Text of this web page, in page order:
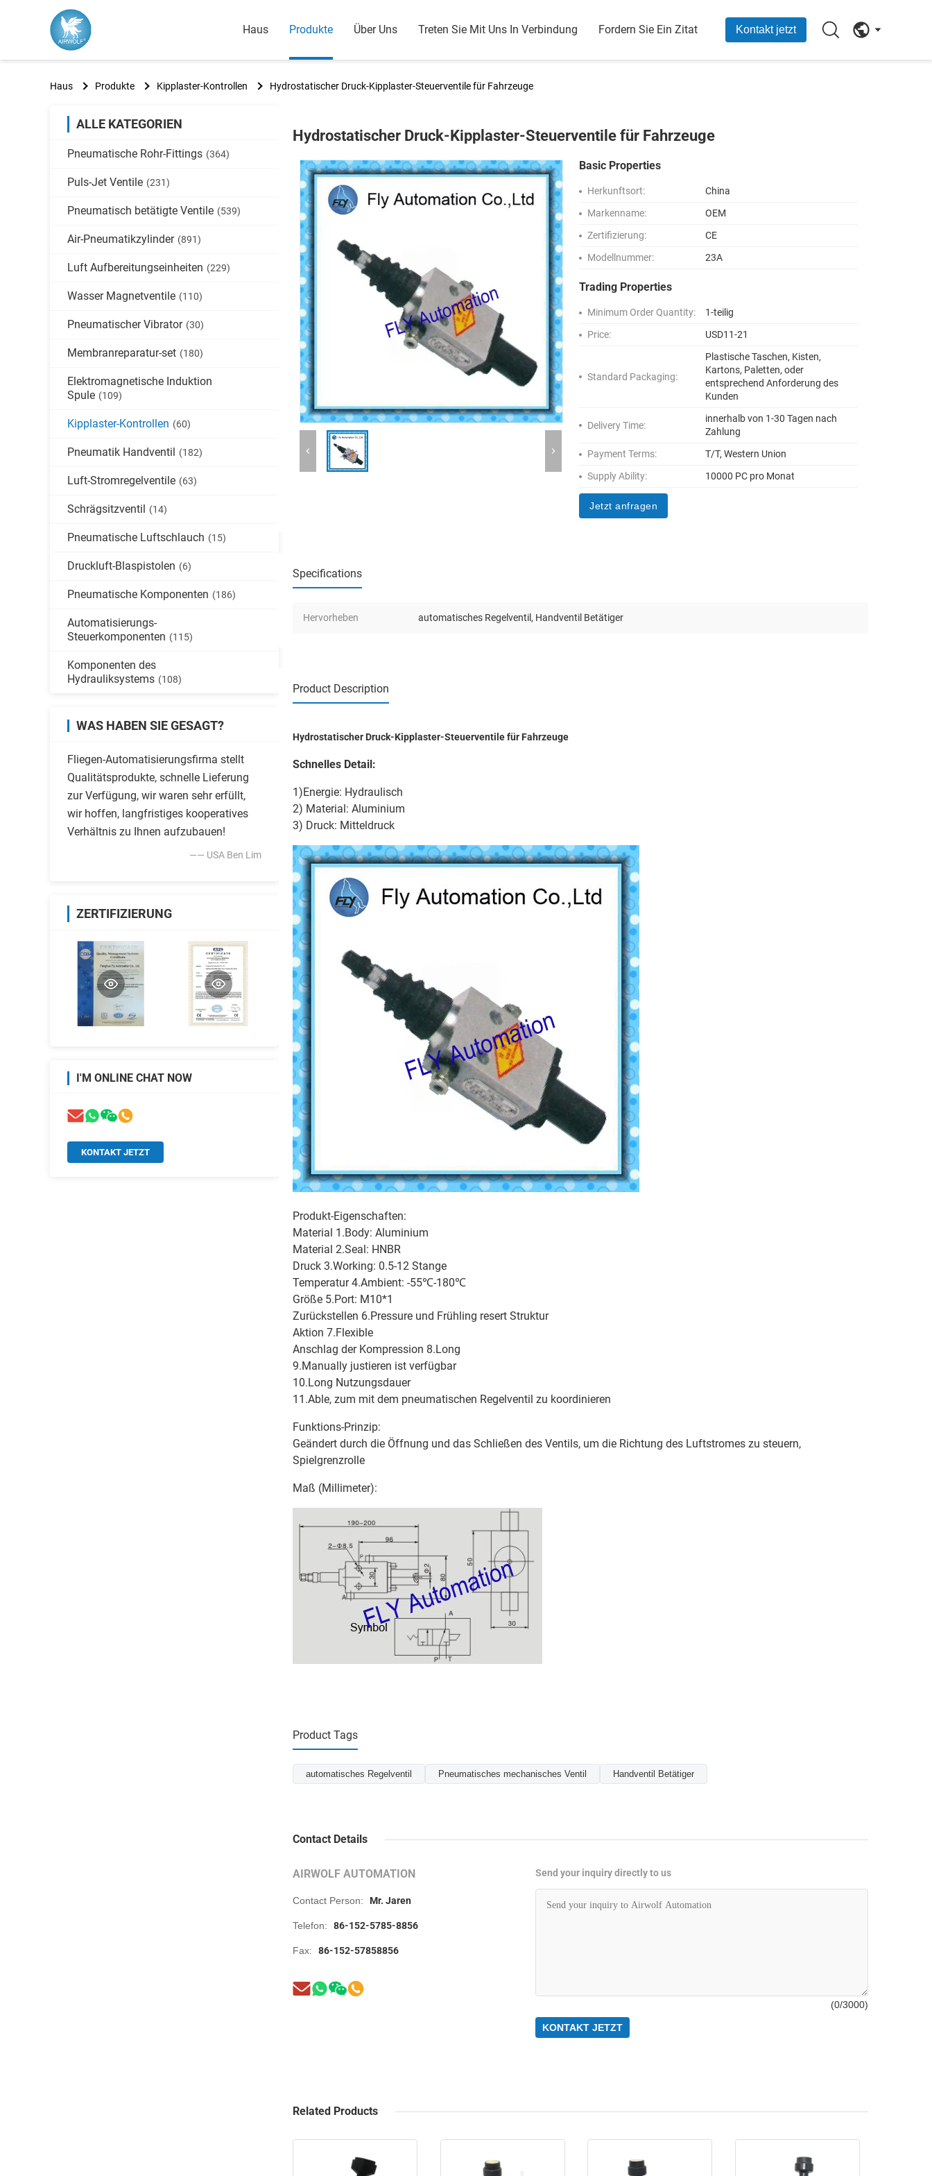
Haus Produkte Über Uns Treten Sie Mit Uns In Verbindung Fordern Sie Ein Zitat Kontakt jetzt
Haus Produkte Kipplaster-Kontrollen Hydrostatischer Druck-Kipplaster-Steuerventile für Fahrzeuge
ALLE KATEGORIEN
Pneumatische Rohr-Fittings (364)
Puls-Jet Ventile (231)
Pneumatisch betätigte Ventile (539)
Air-Pneumatikzylinder (891)
Luft Aufbereitungseinheiten (229)
Wasser Magnetventile (110)
Pneumatischer Vibrator (30)
Membranreparatur-set (180)
Elektromagnetische Induktion
Spule (109)
Kipplaster-Kontrollen (60)
Pneumatik Handventil (182)
Luft-Stromregelventile (63)
Schrägsitzventil (14)
Pneumatische Luftschlauch (15)
Druckluft-Blaspistolen (6)
Pneumatische Komponenten (186)
Automatisierungs-
Steuerkomponenten (115)
Komponenten des
Hydrauliksystems (108)
WAS HABEN SIE GESAGT?
Fliegen-Automatisierungsfirma stellt
Qualitätsprodukte, schnelle Lieferung
zur Verfügung, wir waren sehr erfüllt,
wir hoffen, langfristiges kooperatives
Verhältnis zu Ihnen aufzubauen!
—— USA Ben Lim
ZERTIFIZIERUNG
I'M ONLINE CHAT NOW
KONTAKT JETZT
Hydrostatischer Druck-Kipplaster-Steuerventile für Fahrzeuge
Basic Properties
Herkunftsort:
China
Markenname:
OEM
Zertifizierung:
CE
Modellnummer:
23A
Trading Properties
Minimum Order Quantity:
1-teilig
Price:
USD11-21
Standard Packaging:
Plastische Taschen, Kisten,
Kartons, Paletten, oder
entsprechend Anforderung des
Kunden
Delivery Time:
innerhalb von 1-30 Tagen nach
Zahlung
Payment Terms:
T/T, Western Union
Supply Ability:
10000 PC pro Monat
Jetzt anfragen
Specifications
Hervorheben automatisches Regelventil , Handventil Betätiger
Product Description
Hydrostatischer Druck-Kipplaster-Steuerventile für Fahrzeuge
Schnelles Detail:
1)Energie: Hydraulisch
2) Material: Aluminium
3) Druck: Mitteldruck
Produkt-Eigenschaften:
Material 1.Body: Aluminium
Material 2.Seal: HNBR
Druck 3.Working: 0.5-12 Stange
Temperatur 4.Ambient: -55℃-180℃
Größe 5.Port: M10*1
Zurückstellen 6.Pressure und Frühling resert Struktur
Aktion 7.Flexible
Anschlag der Kompression 8.Long
9.Manually justieren ist verfügbar
10.Long Nutzungsdauer
11.Able, zum mit dem pneumatischen Regelventil zu koordinieren
Funktions-Prinzip:
Geändert durch die Öffnung und das Schließen des Ventils, um die Richtung des Luftstromes zu steuern,
Spielgrenzrolle
Maß (Millimeter):
Product Tags
automatisches Regelventil Pneumatisches mechanisches Ventil Handventil Betätiger
Contact Details
AIRWOLF AUTOMATION
Contact Person: Mr. Jaren
Telefon: 86-152-5785-8856
Fax: 86-152-57858856
Send your inquiry directly to us
(0/3000)
KONTAKT JETZT
Related Products